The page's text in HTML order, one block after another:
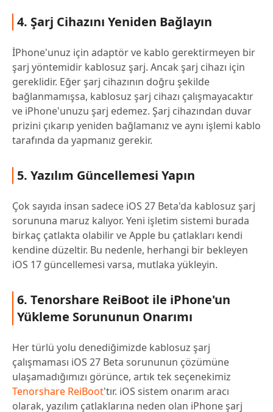
4. Şarj Cihazını Yeniden Bağlayın
İPhone'unuz için adaptör ve kablo gerektirmeyen bir
şarj yöntemidir kablosuz şarj. Ancak şarj cihazı için
gereklidir. Eğer şarj cihazının doğru şekilde
bağlanmamışsa, kablosuz şarj cihazı çalışmayacaktır
ve iPhone'unuzu şarj edemez. Şarj cihazından duvar
prizini çıkarıp yeniden bağlamanız ve aynı işlemi kablo
tarafında da yapmanız gerekir.
5. Yazılım Güncellemesi Yapın
Çok sayıda insan sadece iOS 27 Beta'da kablosuz şarj
sorununa maruz kalıyor. Yeni işletim sistemi burada
birkaç çatlakta olabilir ve Apple bu çatlakları kendi
kendine düzeltir. Bu nedenle, herhangi bir bekleyen
iOS 17 güncellemesi varsa, mutlaka yükleyin.
6. Tenorshare ReiBoot ile iPhone'un
Yükleme Sorununun Onarımı
Her türlü yolu denediğimizde kablosuz şarj
çalışmaması iOS 27 Beta sorununun çözümüne
ulaşamadığımızı görünce, artık tek seçenekimiz
Tenorshare ReiBoot'tır. iOS sistem onarım aracı
olarak, yazılım çatlaklarına neden olan iPhone şarj